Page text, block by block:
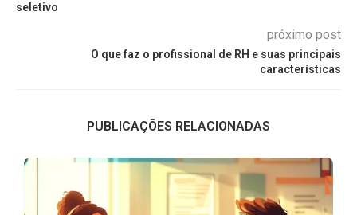
seletivo
próximo post
O que faz o profissional de RH e suas principais
características
PUBLICAÇÕES RELACIONADAS